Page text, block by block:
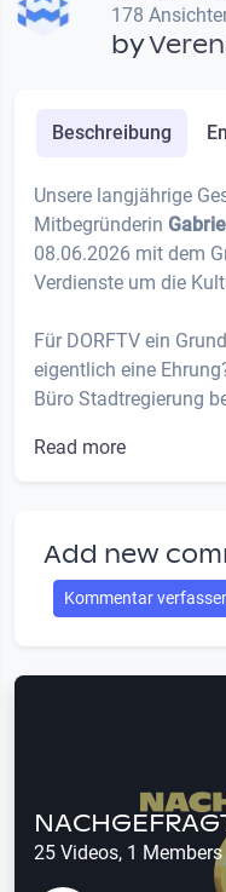
178
by
Beschreibung
Unsere langjährige
Mitbegründerin
08.06.2026 mit dem
Verdienste um die
Für DORFTV ein
eigentlich eine
Büro Stadtregierung
Read more
Add new
Kommentar
25 Videos, 1 Members